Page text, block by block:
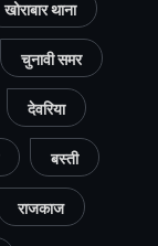
खोराबार थाना
चुनावी समर
देवरिया
बस्ती
राजकाज